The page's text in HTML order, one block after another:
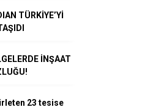
TÜRKİYE’Yİ
İNŞAAT
23 tesise